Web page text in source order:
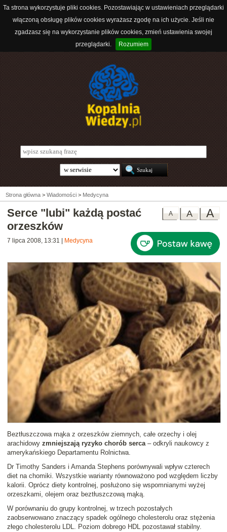
Ta strona wykorzystuje pliki cookies. Pozostawiając w ustawieniach przeglądarki
włączoną obsługę plików cookies wyrażasz zgodę na ich użycie. Jeśli nie
zgadzasz się na wykorzystanie plików cookies, zmień ustawienia swojej
przeglądarki.
Rozumiem
Strona główna > Wiadomości > Medycyna
A
A
A
Serce "lubi" każdą postać
orzeszków
7 lipca 2008, 13:31 Medycyna
Beztłuszczowa mąka z orzeszków ziemnych, całe orzechy i olej
arachidowy zmniejszają ryzyko chorób serca– odkryli naukowcy z
amerykańskiego Departamentu Rolnictwa.
Dr Timothy Sanders i Amanda Stephens porównywali wpływ czterech
diet na chomiki. Wszystkie warianty równoważono pod względem liczby
kalorii. Oprócz diety kontrolnej, posłużono się wspomnianymi wyżej
orzeszkami, olejem oraz beztłuszczową mąką.
W porównaniu do grupy kontrolnej, w trzech pozostałych
zaobserwowano znaczący spadek ogólnego cholesterolu oraz stężenia
złego cholesterolu LDL. Poziom dobrego HDL pozostawał stabilny.